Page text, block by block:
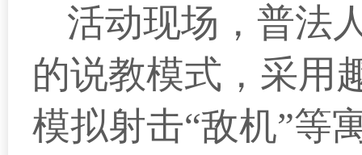
活动现场，普法
的说教模式，采用
模拟射击“敌机”等